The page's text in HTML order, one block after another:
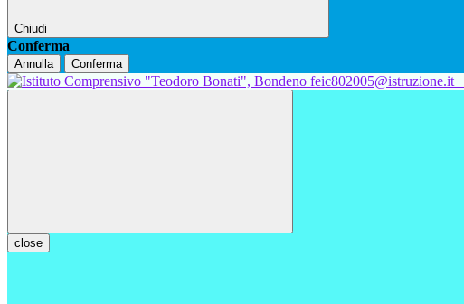
Chiudi
Conferma
Annulla Conferma
feic802005@istruzione.it
close